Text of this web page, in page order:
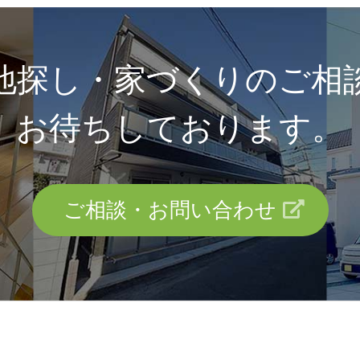
探し・家づくりのご相
お待ちしております。
ご相談・お問い合わせ